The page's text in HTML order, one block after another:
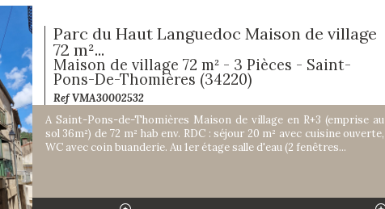
Parc du Haut Languedoc Maison de village
72 m²...
Maison de village 72 m² - 3 Pièces - Saint-
Pons-De-Thomières (34220)
Ref VMA30002532
A Saint-Pons-de-Thomières Maison de village en R+3 (emprise au
sol 36m²) de 72 m² hab env. RDC : séjour 20 m² avec cuisine ouverte,
WC avec coin buanderie. Au 1er étage salle d'eau (2 fenêtres...